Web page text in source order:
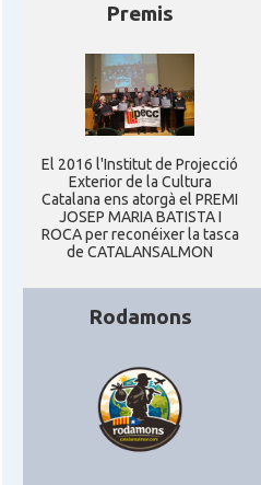
Premis
El 2016 l'Institut de Projecció
Exterior de la Cultura
Catalana ens atorgà el PREMI
JOSEP MARIA BATISTA I
ROCA per reconéixer la tasca
de CATALANSALMON
Rodamons